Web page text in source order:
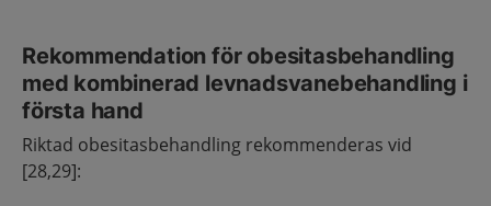
Rekommendation för obesitasbehandling
med kombinerad levnadsvanebehandling i
första hand
Riktad obesitasbehandling rekommenderas vid
[28,29]: